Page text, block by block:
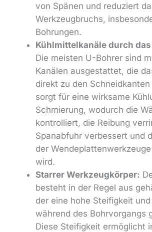
von Spänen und reduziert
Werkzeugbruchs,
Bohrungen.
Kühlmittelkanäle durch
Die meisten U-Bohrer sind
Kanälen ausgestattet, die
direkt zu den
sorgt für eine wirksame
Schmierung, wodurch die
kontrolliert, die Reibung
Spanabfuhr verbessert und
der
wird.
Starrer Werkzeugkörper:
besteht in der Regel aus
der eine hohe Steifigkeit
während des Bohrvorgangs
Diese Steifigkeit ermöglicht